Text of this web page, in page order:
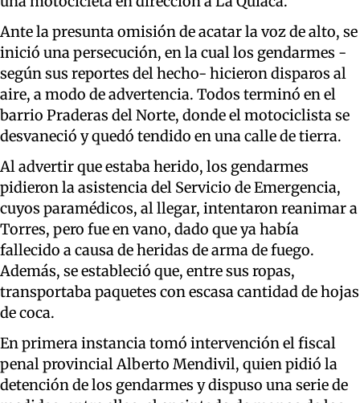
Ante la presunta omisión de acatar la voz de alto, se
inició una persecución, en la cual los gendarmes -
según sus reportes del hecho- hicieron disparos al
aire, a modo de advertencia. Todos terminó en el
barrio Praderas del Norte, donde el motociclista se
desvaneció y quedó tendido en una calle de tierra.
Al advertir que estaba herido, los gendarmes
pidieron la asistencia del Servicio de Emergencia,
cuyos paramédicos, al llegar, intentaron reanimar a
Torres, pero fue en vano, dado que ya había
fallecido a causa de heridas de arma de fuego.
Además, se estableció que, entre sus ropas,
transportaba paquetes con escasa cantidad de hojas
de coca.
En primera instancia tomó intervención el fiscal
penal provincial Alberto Mendivil, quien pidió la
detención de los gendarmes y dispuso una serie de